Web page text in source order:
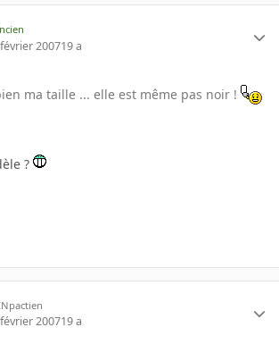
200719 a
ma taille ... elle est même pas noir !
?
200719 a